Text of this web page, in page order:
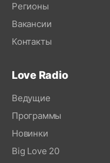
Регионы
Вакансии
Контакты
Love Radio
Ведущие
Программы
Новинки
Big Love 20